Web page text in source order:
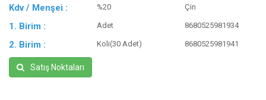
Kdv / Menşei : %20 Çin
1. Birim : Adet 8680525981934
2. Birim : Koli(30 Adet) 8680525981941
Satış Noktaları